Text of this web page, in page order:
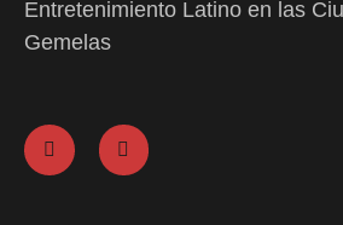
Entretenimiento Latino en las
Gemelas